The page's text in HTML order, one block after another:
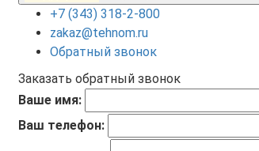
+7 (343) 318-2-800
zakaz@tehnom.ru
Обратный звонок
Заказать обратный звонок
Ваше имя:
Ваш телефон: